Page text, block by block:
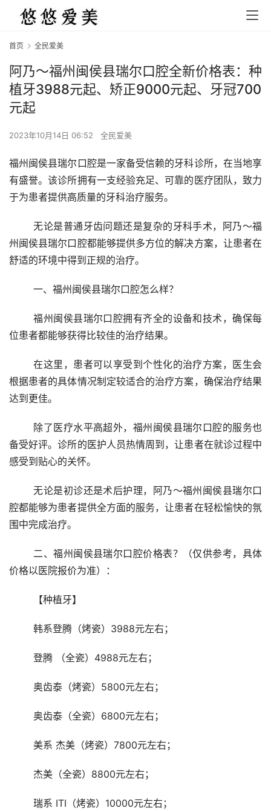
首页 全民爱美
阿乃～福州闽侯县瑞尔口腔全新价格表：种
植牙3988元起、矫正9000元起、牙冠700
元起
2023年10月14日 06:52 全民爱美
福州闽侯县瑞尔口腔是一家备受信赖的牙科诊所，在当地享
有盛誉。该诊所拥有一支经验充足、可靠的医疗团队，致力
于为患者提供高质量的牙科治疗服务。
	无论是普通牙齿问题还是复杂的牙科手术，阿乃～福
州闽侯县瑞尔口腔都能够提供多方位的解决方案，让患者在
舒适的环境中得到正规的治疗。
	一、福州闽侯县瑞尔口腔怎么样？
	福州闽侯县瑞尔口腔拥有齐全的设备和技术，确保每
位患者都能够获得比较佳的治疗结果。
	在这里，患者可以享受到个性化的治疗方案，医生会
根据患者的具体情况制定较适合的治疗方案，确保治疗结果
达到更佳。
备受好评。诊所的医护人员热情周到，让患者在就诊过程中
感受到贴心的关怀。
	无论是初诊还是术后护理，阿乃～福州闽侯县瑞尔口
腔都能够为患者提供全方面的服务，让患者在轻松愉快的氛
围中完成治疗。
价格以医院报价为准）：
	【种植牙】
	韩系登腾（烤瓷）3988元左右；
	登腾 （全瓷）4988元左右；
	奥齿泰（烤瓷）5800元左右；
	奥齿泰（全瓷）6800元左右；
	美系 杰美（烤瓷）7800元左右；
	杰美（全瓷）8800元左右；
	瑞系 ITI（烤瓷）10000元左右；